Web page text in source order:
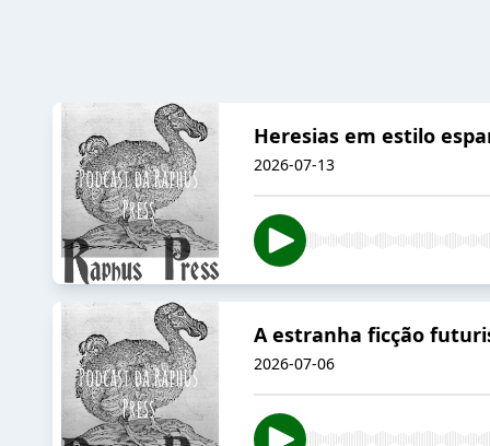
Heresias em estilo
2026-07-13
A estranha ficção
2026-07-06